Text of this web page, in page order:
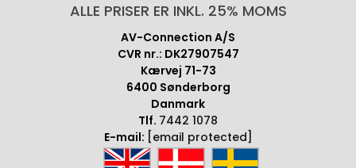
ALLE PRISER ER INKL. 25% MOMS
AV-Connection A/S
CVR nr.: DK27907547
Kærvej 71-73
6400 Sønderborg
Danmark
Tlf. 7442 1078
E-mail: [email protected]